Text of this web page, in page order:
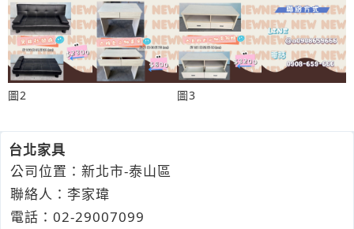
圖2 圖3
台北家具
公司位置：新北市-泰山區
聯絡人：李家瑋
電話： 02-29007099